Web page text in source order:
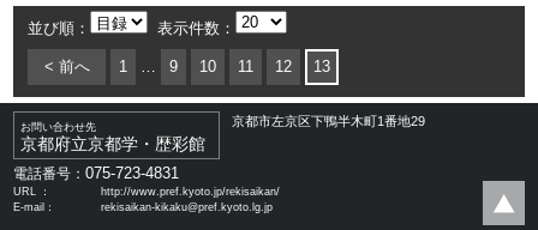
並び順： 表示件数：
< 前へ 1 … 9 10 11 12 13
お問い合わせ先
京都府立京都学・歴彩館
京都市左京区下鴨半木町1番地29
電話番号：075-723-4831
URL ：
http://www.pref.kyoto.jp/rekisaikan/
E-mail：
rekisaikan-kikaku@pref.kyoto.lg.jp